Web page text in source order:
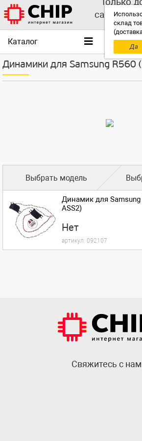
склад
Да
Каталог
Динамики для Samsung R560
Выбрать модель
Динамик для Samsung
ASS2)
Нет
артикул: 092107
Cвяжитесь с